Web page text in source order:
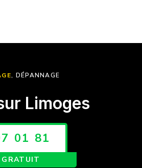
, DÉPANNAGE
Limoges
01 81